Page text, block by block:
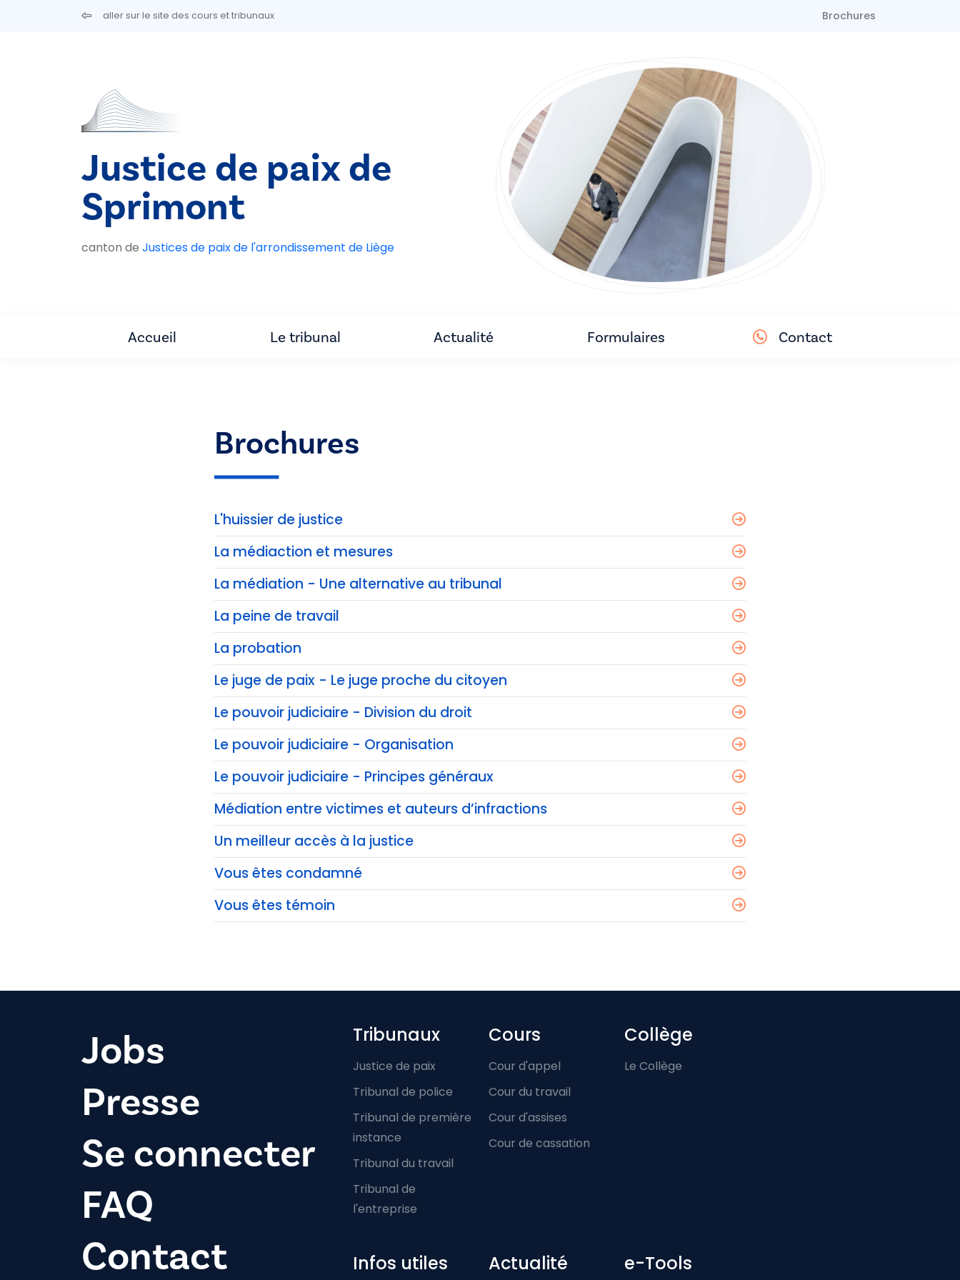
Aller au contenu principalaller sur le site des cours et tribunaux Brochures
Justice de paix de
Sprimont
canton de Justices de paix de l'arrondissement de Liège
Accueil Le tribunal Actualité Formulaires Contact
Brochures
L'huissier de justice
La médiaction et mesures
La médiation - Une alternative au tribunal
La peine de travail
La probation
Le juge de paix - Le juge proche du citoyen
Le pouvoir judiciaire - Division du droit
Le pouvoir judiciaire - Organisation
Le pouvoir judiciaire - Principes généraux
Médiation entre victimes et auteurs d’infractions
Un meilleur accès à la justice
Vous êtes condamné
Vous êtes témoin
Jobs
Presse
Se connecter
FAQ
Contact
Footer-menu
Tribunaux
Justice de paix
Tribunal de police
Tribunal de première
instance
Tribunal du travail
Tribunal de
l'entreprise
Cours
Cour d'appel
Cour du travail
Cour d'assises
Cour de cassation
Collège
Le Collège
Infos utiles Actualité e-Tools